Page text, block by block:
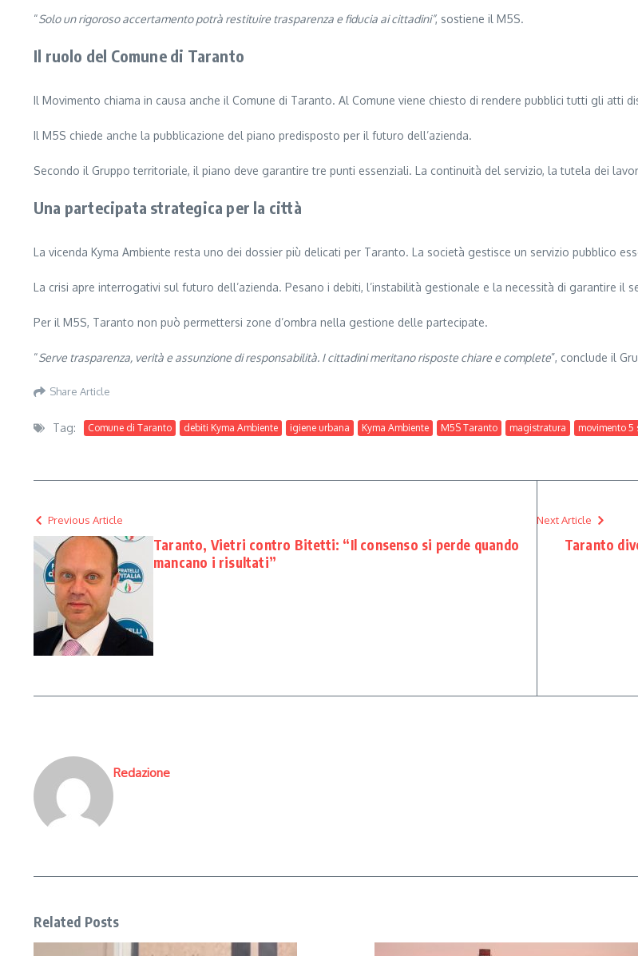
“Solo un rigoroso accertamento potrà restituire trasparenza e fiducia ai cittadini”, sostiene il M5S.
Il ruolo del Comune di Taranto
Il Movimento chiama in causa anche il Comune di Taranto. Al Comune viene chiesto di rendere pubblici tutti gli atti
Il M5S chiede anche la pubblicazione del piano predisposto per il futuro dell’azienda.
Secondo il Gruppo territoriale, il piano deve garantire tre punti essenziali. La continuità del servizio, la tutela dei
Una partecipata strategica per la città
La vicenda Kyma Ambiente resta uno dei dossier più delicati per Taranto. La società gestisce un servizio pubblico
La crisi apre interrogativi sul futuro dell’azienda. Pesano i debiti, l’instabilità gestionale e la necessità di garantire il
Per il M5S, Taranto non può permettersi zone d’ombra nella gestione delle partecipate.
“Serve trasparenza, verità e assunzione di responsabilità. I cittadini meritano risposte chiare e complete”, conclude il
Share Article
Tag: Comune di Taranto debiti Kyma Ambiente igiene urbana Kyma Ambiente M5S Taranto magistratura movimento 5
Previous Article
Taranto, Vietri contro Bitetti: “Il consenso si perde quando
mancano i risultati”
Next Article
Taranto
Redazione
Related Posts